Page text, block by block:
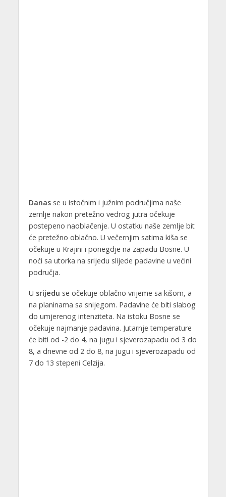
Danasse u istočnim i južnim područjima naše
zemlje nakon pretežno vedrog jutra očekuje
postepeno naoblačenje. U ostatku naše zemlje bit
će pretežno oblačno. U večernjim satima kiša se
očekuje u Krajini i ponegdje na zapadu Bosne. U
noći sa utorka na srijedu slijede padavine u većini
područja.
U srijedu se očekuje oblačno vrijeme sa kišom, a
na planinama sa snijegom. Padavine će biti slabog
do umjerenog intenziteta. Na istoku Bosne se
očekuje najmanje padavina. Jutarnje temperature
će biti od -2 do 4, na jugu i sjeverozapadu od 3 do
8, a dnevne od 2 do 8, na jugu i sjeverozapadu od
7 do 13 stepeni Celzija.